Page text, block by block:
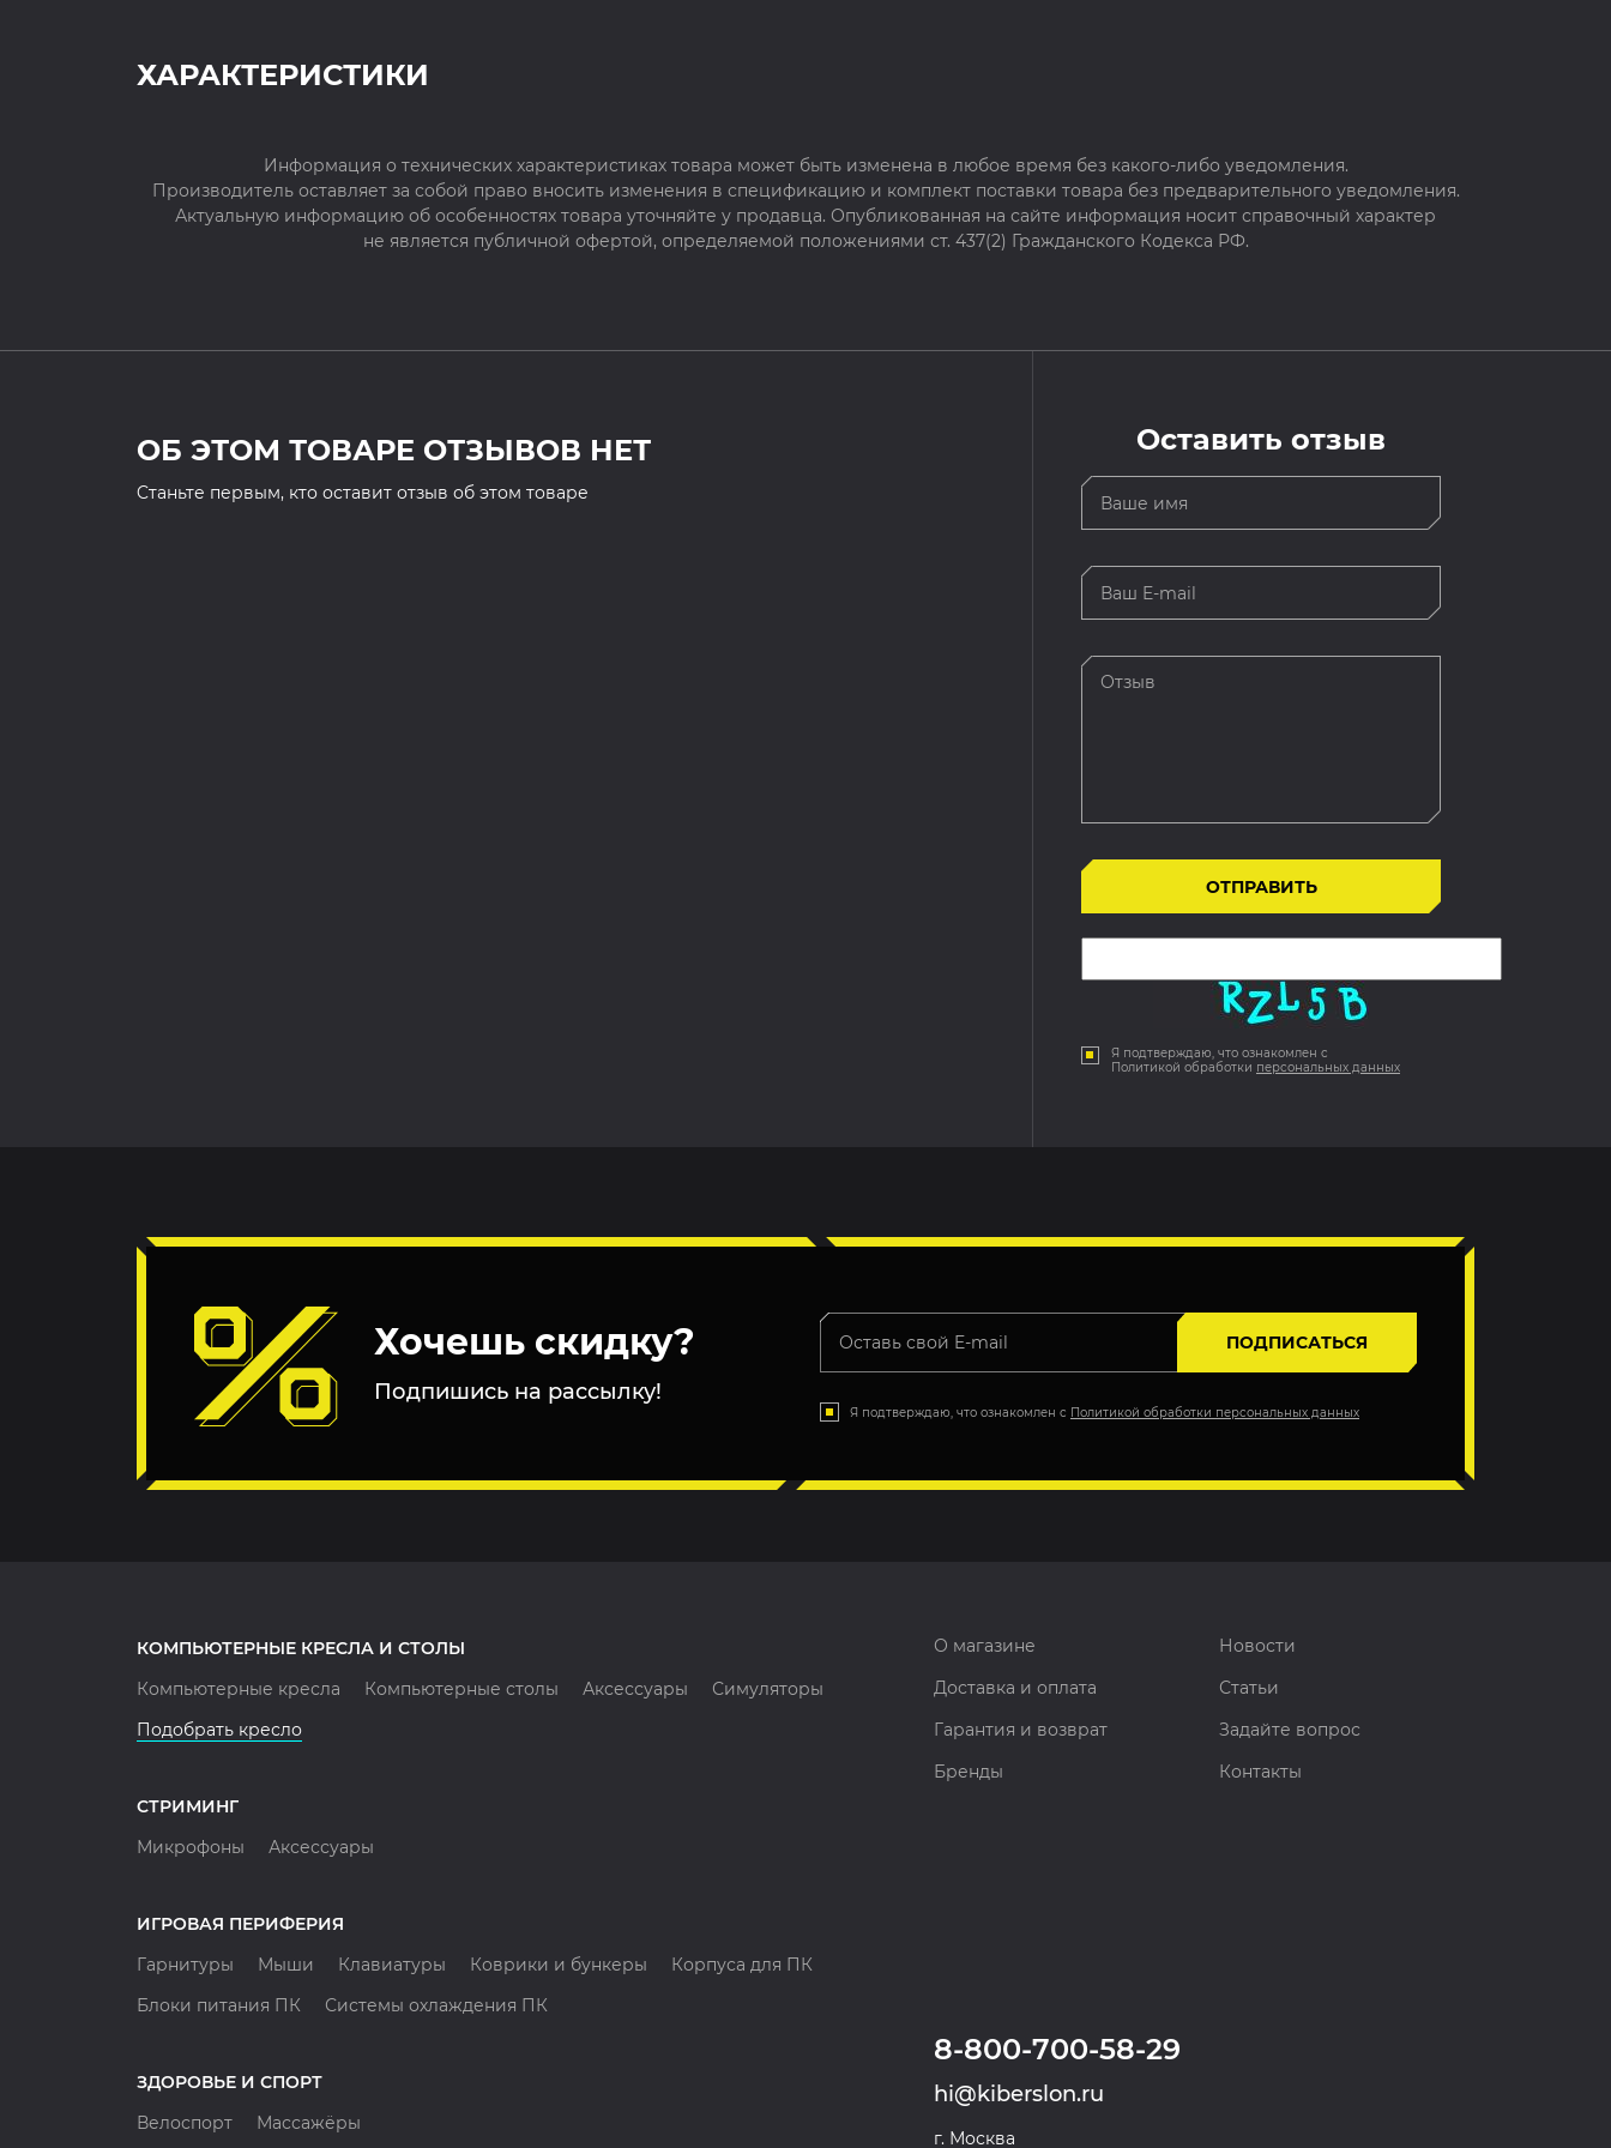
ХАРАКТЕРИСТИКИ
Информация о технических характеристиках товара может быть изменена в любое время без какого-либо уведомления.
Производитель оставляет за собой право вносить изменения в спецификацию и комплект поставки товара без предварительного уведомления.
Актуальную информацию об особенностях товара уточняйте у продавца. Опубликованная на сайте информация носит справочный характер
не является публичной офертой, определяемой положениями ст. 437(2) Гражданского Кодекса РФ.
ОБ ЭТОМ ТОВАРЕ ОТЗЫВОВ НЕТ
Cтаньте первым, кто оставит отзыв об этом товаре
Оставить отзыв
Я подтверждаю, что ознакомлен с
Политикой обработки персональных данных
Хочешь скидку?
Подпишись на рассылку!
ПОДПИСАТЬСЯ
Я подтверждаю, что ознакомлен с Политикой обработки персональных данных
КОМПЬЮТЕРНЫЕ КРЕСЛА И СТОЛЫ
Компьютерные кресла
Компьютерные столы Аксессуары
Симуляторы
Подобрать кресло
СТРИМИНГ
Микрофоны
Аксессуары
ИГРОВАЯ ПЕРИФЕРИЯ
Гарнитуры
Мыши Клавиатуры Коврики и бункеры
Корпуса для ПК
Блоки питания ПК
Системы охлаждения ПК
ЗДОРОВЬЕ И СПОРТ
Велоспорт
Массажёры
О магазине
Новости
Доставка и оплата
Статьи
Гарантия и возврат
Задайте вопрос
Бренды
Контакты
8-800-700-58-29
hi@kiberslon.ru
г. Москва